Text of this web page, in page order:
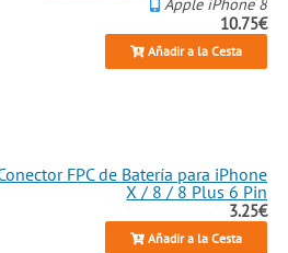
10.75€
Añadir a la Cesta
FPC de Batería para iPhone
X / 8 / 8 Plus 6 Pin
3.25€
Añadir a la Cesta